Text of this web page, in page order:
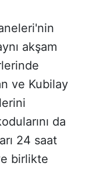
akşam
ve Kubilay
da
24 saat
birlikte